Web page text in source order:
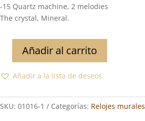
-15 Quartz machine, 2 melodies
The crystal, Mineral.
-
01016
Añadir al carrito
Añadir a la lista de deseos
SKU: 01016-1 Categorías: Relojes murales